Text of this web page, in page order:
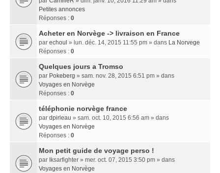
Petites annonces
Réponses : 0
Acheter en Norvège -> livraison en France
par echoul » lun. déc. 14, 2015 11:55 pm » dans La Norvege
Réponses : 0
Quelques jours a Tromso
par Pokeberg » sam. nov. 28, 2015 6:51 pm » dans
Voyages en Norvège
Réponses : 0
téléphonie norvège france
par dpirleau » sam. oct. 10, 2015 6:56 am » dans
Voyages en Norvège
Réponses : 0
Mon petit guide de voyage perso !
par Iksarfighter » mer. oct. 07, 2015 3:50 pm » dans
Voyages en Norvège